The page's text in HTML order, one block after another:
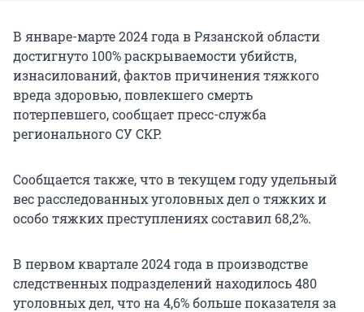
В январе-марте 2024 года в Рязанской области
достигнуто 100% раскрываемости убийств,
изнасилований, фактов причинения тяжкого
вреда здоровью, повлекшего смерть
потерпевшего, сообщает пресс-служба
регионального СУ СКР.
Сообщается также, что в текущем году удельный
вес расследованных уголовных дел о тяжких и
особо тяжких преступлениях составил 68,2%.
В первом квартале 2024 года в производстве
следственных подразделений находилось 480
уголовных дел, что на 4,6% больше показателя за